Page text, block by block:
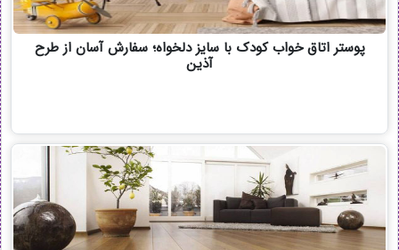
پوستر اتاق خواب کودک با سایز دلخواه؛ سفارش آسان از طرح
آذین